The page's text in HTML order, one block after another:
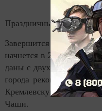
Праздничный салют
Завершится день
начнется в 22.00 и
даны с двух барж в
города рекомендуется
Кремлевскую
Чаши.